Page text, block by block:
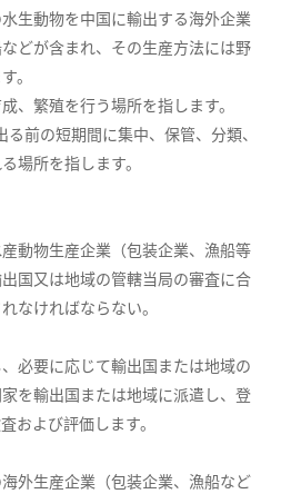
生動物を中国に輸出する海外企業
どが含まれ、その生産方法には野
。
、繁殖を行う場所を指します。
前の短期間に集中、保管、分類、
場所を指します。
動物生産企業（包装企業、漁船等
国又は地域の管轄当局の審査に合
なければならない。
必要に応じて輸出国または地域の
を輸出国または地域に派遣し、登
および評価します。
外生産企業（包装企業、漁船など